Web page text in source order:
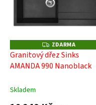
Z
D
A
R
ZDARMA
Granitový dřez Sinks
AMANDA 990 Nanoblack
Skladem